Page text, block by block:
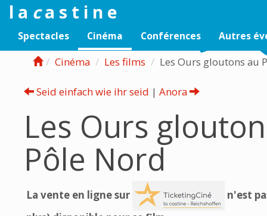
l a ca s t i n e
Spectacles Cinéma Conférences Autres
Cinéma Les films Les Ours gloutons au
Seid einfach wie ihr seid | Anora
Les Ours
Pôle Nord
La vente en ligne sur
n'est